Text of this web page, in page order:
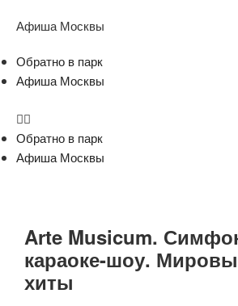
Афиша Москвы
Обратно в парк
Афиша Москвы
Обратно в парк
Афиша Москвы
Arte Musicum.
караоке-шоу.
хиты